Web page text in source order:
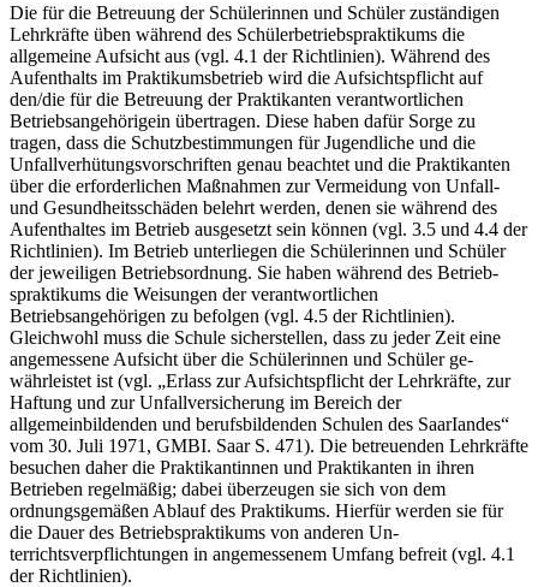
Die für die Betreuung der Schülerinnen und Schüler zuständigen
Lehrkräfte üben während des Schülerbetriebspraktikums die
allgemeine Aufsicht aus (vgl. 4.1 der Richtlinien). Während des
Auf­enthalts im Praktikumsbetrieb wird die Aufsichtspflicht auf
den/die für die Betreuung der Prakti­kanten verantwortlichen
Betriebsangehörigein übertragen. Diese haben dafür Sorge zu
tragen, dass die Schutzbestimmungen für Jugendliche und die
Unfallverhütungsvorschriften genau beach­tet und die Praktikanten
über die erforderlichen Maßnahmen zur Vermeidung von Unfall-
und Ge­sundheitsschäden belehrt werden, denen sie während des
Aufenthaltes im Be­trieb ausgesetzt sein können (vgl. 3.5 und 4.4 der
Richtlinien). Im Betrieb unterliegen die Schülerinnen und Schüler
der jeweiligen Betriebsordnung. Sie haben während des Betrieb­
spraktikums die Weisungen der verant­wortlichen
Betriebsangehörigen zu befolgen (vgl. 4.5 der Richtlinien).
Gleichwohl muss die Schule sicherstellen, dass zu jeder Zeit eine
angemessene Aufsicht über die Schülerinnen und Schüler ge­
währleistet ist (vgl. „Erlass zur Aufsichtspflicht der Lehrkräfte, zur
Haftung und zur Unfallversiche­rung im Bereich der
allgemeinbildenden und berufsbildenden Schulen des SaarIandes“
vom 30. Juli 1971, GMBI. Saar S. 471). Die betreu­enden Lehrkräfte
besuchen daher die Praktikantinnen und Praktikanten in ihren
Betrieben re­gelmäßig; dabei überzeugen sie sich von dem
ordnungsgemäßen Ablauf des Praktikums. Hier­für werden sie für
die Dauer des Betriebspraktikums von anderen Un­
terrichtsverpflichtungen in angemessenem Umfang befreit (vgl. 4.1
der Richtlinien).